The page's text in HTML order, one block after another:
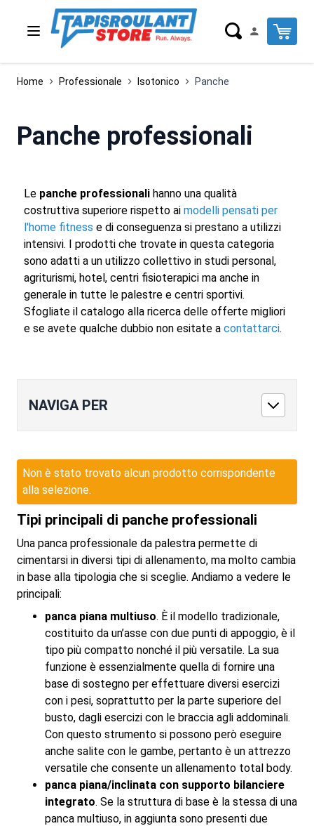
Salta al contenuto
Cart
Home Professionale Isotonico Panche
Panche professionali
Le panche professionali hanno una qualità
costruttiva superiore rispetto ai modelli pensati per
l'home fitness e di conseguenza si prestano a utilizzi
intensivi. I prodotti che trovate in questa categoria
sono adatti a un utilizzo collettivo in studi personal,
agriturismi, hotel, centri fisioterapici ma anche in
generale in tutte le palestre e centri sportivi.
Sfogliate il catalogo alla ricerca delle offerte migliori
e se avete qualche dubbio non esitate a contattarci.
NAVIGA PER
Non è stato trovato alcun prodotto corrispondente
alla selezione.
Tipi principali di panche professionali
Una panca professionale da palestra permette di
cimentarsi in diversi tipi di allenamento, ma molto cambia
in base alla tipologia che si sceglie. Andiamo a vedere le
principali:
panca piana multiuso. È il modello tradizionale,
costituito da un’asse con due punti di appoggio, è il
tipo più compatto nonché il più versatile. La sua
funzione è essenzialmente quella di fornire una
base di sostegno per effettuare diversi esercizi
con i pesi, soprattutto per la parte superiore del
busto, dagli esercizi con le braccia agli addominali.
Con questo strumento si possono però eseguire
anche salite con le gambe, pertanto è un attrezzo
versatile che consente un allenamento total body.
panca piana/inclinata con supporto bilanciere
integrato. Se la struttura di base è la stessa di una
panca multiuso, in aggiunta sono presenti due